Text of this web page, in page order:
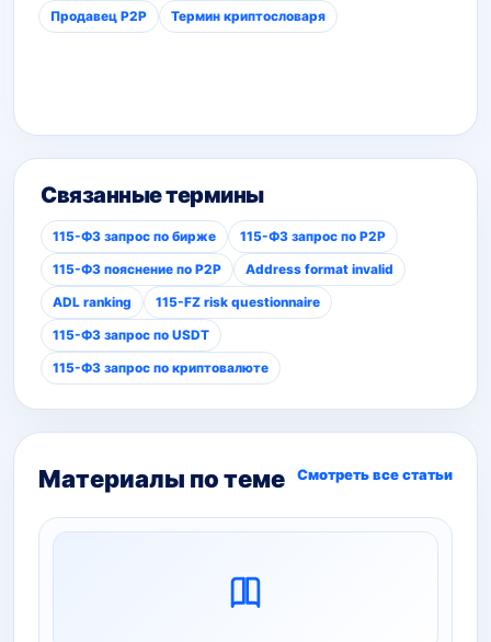
Продавец P2P Термин криптословаря
Связанные термины
115-ФЗ запрос по бирже 115-ФЗ запрос по P2P
115-ФЗ пояснение по P2P Address format invalid
ADL ranking 115-FZ risk questionnaire
115-ФЗ запрос по USDT
115-ФЗ запрос по криптовалюте
Материалы по теме Смотреть все статьи